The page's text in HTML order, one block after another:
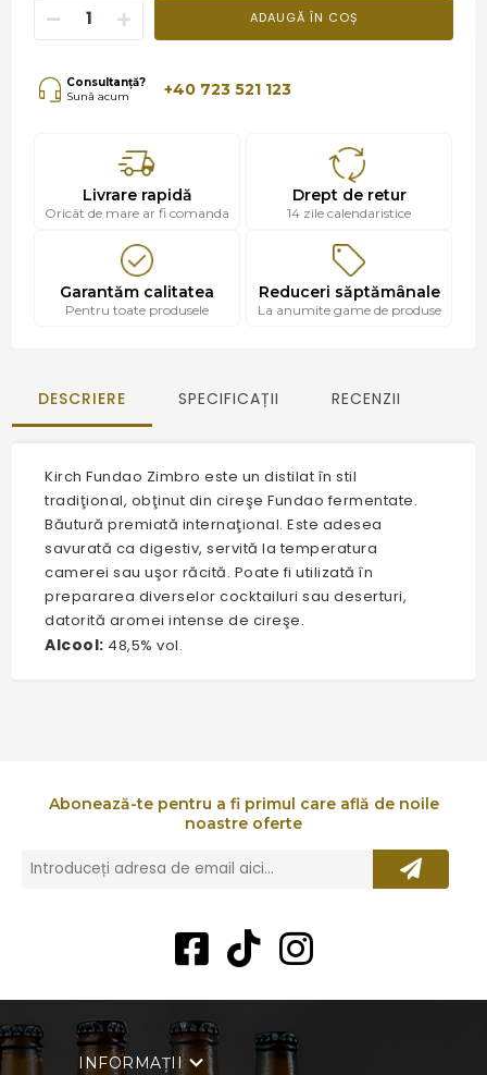
ADAUGĂ ÎN COȘ
Consultanță?
Sună acum
+40 723 521 123
Livrare rapidă
Oricât de mare ar fi comanda
Drept de retur
14 zile calendaristice
Garantăm calitatea
Pentru toate produsele
Reduceri săptămânale
La anumite game de produse
DESCRIERE SPECIFICAȚII RECENZII
Kirch Fundao Zimbro este un distilat în stil
tradiţional, obţinut din cireşe Fundao fermentate.
Băutură premiată internaţional. Este adesea
savurată ca digestiv, servită la temperatura
camerei sau uşor răcită. Poate fi utilizată în
prepararea diverselor cocktailuri sau deserturi,
datorită aromei intense de cireşe.
Alcool: 48,5% vol.
Abonează-te pentru a fi primul care află de noile
noastre oferte
INFORMAȚII